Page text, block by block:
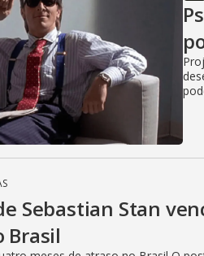
Sebastian Stan
Brasil